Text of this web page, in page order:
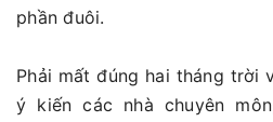
phần đuôi.
Phải mất đúng hai tháng trời
ý kiến các nhà chuyên